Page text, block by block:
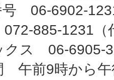
号 06-6902-
072-885-1231（
クス 06-6905-
午前9時から午